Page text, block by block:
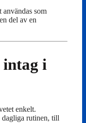
användas som
del av en
intag i
enkelt.
dagliga rutinen, till